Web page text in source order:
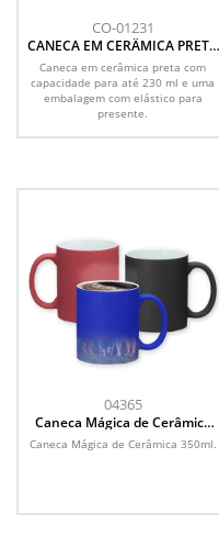
CO-01231
CANECA EM CERÂMICA PRETA
- 230ML
Caneca em cerâmica preta com
capacidade para até 230 ml e uma
embalagem com elástico para
presente.
04365
Caneca Mágica de Cerâmica
350ml
Caneca Mágica de Cerâmica 350ml.